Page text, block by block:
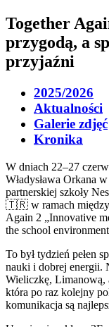
Together
przygodą, a
przyjaźni
2025/2026
Aktualności
Galerie zdjęć
Kronika
W dniach 22–27
Władysława Orkana
partnerskiej szkoły
🇹🇷 w ramach
Again 2 „Innovative
the school
To był tydzień pełen
nauki i dobrej energii.
Wieliczkę, Limanową,
która po raz kolejny
komunikacja są